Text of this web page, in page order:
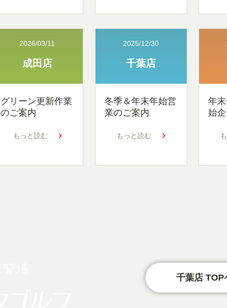
成田店
2026/03/11
グリーン更新作業
のご案内
もっと読む
千葉店
2025/12/30
冬季＆年末年始営
業のご案内
もっと読む
年
始
千葉店 TOP